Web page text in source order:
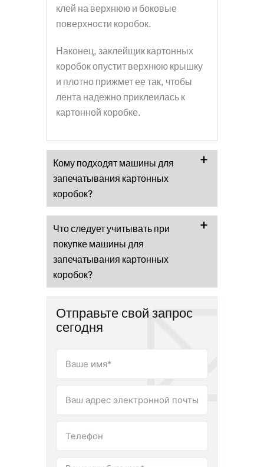
клей на верхнюю и боковые
поверхности коробок.
Наконец, заклейщик картонных
коробок опустит верхнюю крышку
и плотно прижмет ее так, чтобы
лента надежно приклеилась к
картонной коробке.
Кому подходят машины для
запечатывания картонных
коробок?
Что следует учитывать при
покупке машины для
запечатывания картонных
коробок?
Отправьте свой запрос
сегодня